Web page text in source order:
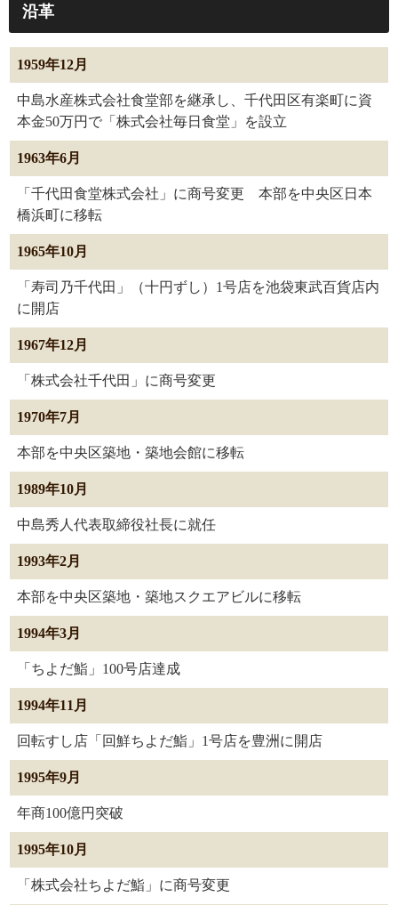
沿革
1959年12月
中島水産株式会社食堂部を継承し、千代田区有楽町に資
本金50万円で「株式会社毎日食堂」を設立
1963年6月
「千代田食堂株式会社」に商号変更 本部を中央区日本
橋浜町に移転
1965年10月
「寿司乃千代田」（十円ずし）1号店を池袋東武百貨店内
に開店
1967年12月
「株式会社千代田」に商号変更
1970年7月
本部を中央区築地・築地会館に移転
1989年10月
中島秀人代表取締役社長に就任
1993年2月
本部を中央区築地・築地スクエアビルに移転
1994年3月
「ちよだ鮨」100号店達成
1994年11月
回転すし店「回鮮ちよだ鮨」1号店を豊洲に開店
1995年9月
年商100億円突破
1995年10月
「株式会社ちよだ鮨」に商号変更